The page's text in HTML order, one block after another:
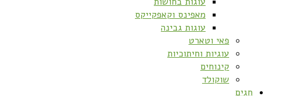
מאפינס וקאפקייקס
עוגות גבינה
פאי וטארט
עוגיות וחיתוכיות
קינוחים
שוקולד
חגים